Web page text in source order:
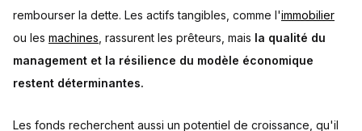
rembourser la dette. Les actifs tangibles, comme l'immobilier
ou les machines , rassurent les prêteurs, mais la qualité du
management et la résilience du modèle économique
restent déterminantes.
Les fonds recherchent aussi un potentiel de croissance, qu'il